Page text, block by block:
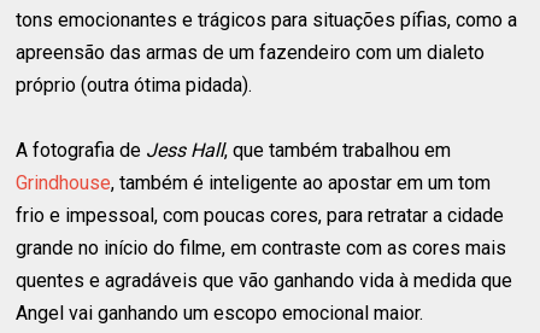
tons emocionantes e trágicos para situações pífias, como a
apreensão das armas de um fazendeiro com um dialeto
próprio (outra ótima pidada).
A fotografia de Jess Hall, que também trabalhou em
Grindhouse, também é inteligente ao apostar em um tom
frio e impessoal, com poucas cores, para retratar a cidade
grande no início do filme, em contraste com as cores mais
quentes e agradáveis que vão ganhando vida à medida que
Angel vai ganhando um escopo emocional maior.